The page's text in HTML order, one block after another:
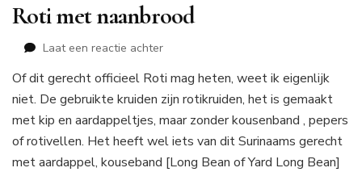
Roti met naanbrood
Laat een reactie achterop
met
naanbrood
Of dit gerecht officieel Roti mag heten, weet ik eigenlijk
niet. De gebruikte kruiden zijn rotikruiden, het is gemaakt
met kip en aardappeltjes, maar zonder kousenband , pepers
of rotivellen. Het heeft wel iets van dit Surinaams gerecht
met aardappel, kouseband [Long Bean of Yard Long Bean]